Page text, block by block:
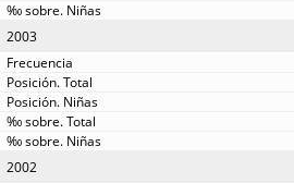
2003
2002